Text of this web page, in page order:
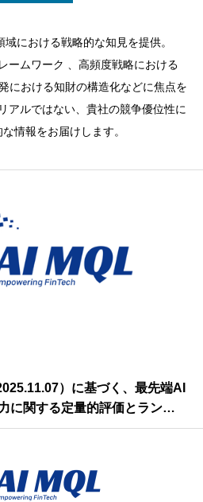
における戦略的な知見を提供。
ームワーク 、高頻度戦略における
における知財の構造化などに焦点を
アルではない、貴社の競争優位性に
情報をお届けします。
）に基づく、最先端AI
に関する定量的評価とランキ